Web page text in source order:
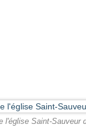
l'église Saint-Sauveur